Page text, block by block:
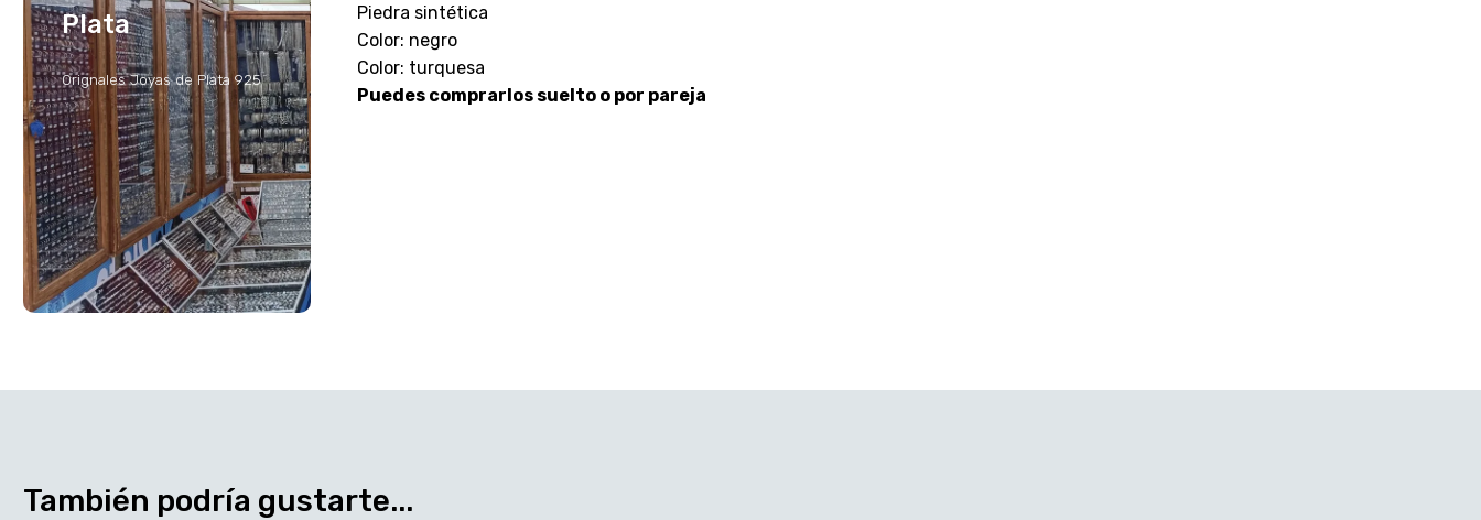
Plata
Orignales Joyas de Plata 925
Piedra sintética
Color: negro
Color: turquesa
Puedes comprarlos suelto o por pareja
También podría gustarte...